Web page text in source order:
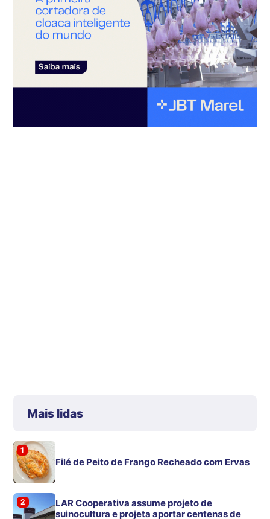
Mais lidas
1
Filé de Peito de Frango Recheado com Ervas
2
LAR Cooperativa assume projeto de
suinocultura e projeta aportar centenas de